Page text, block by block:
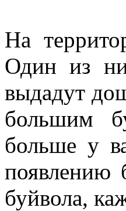
На
Один из
выдадут
большим
больше у
появлению
буйвола,